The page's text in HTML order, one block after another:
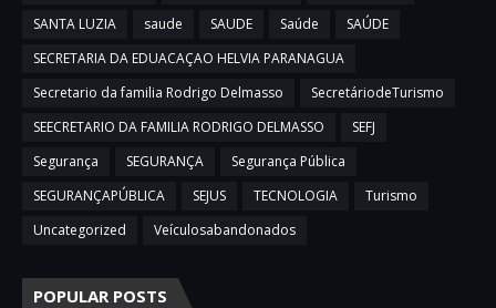
SANTA LUZIA
saude SAUDE Saúde
SAÚDE
SECRETARIA DA EDUACAÇAO HELVIA PARANAGUA
Secretario da familia Rodrigo Delmasso
SecretáriodeTurismo
SEECRETARIO DA FAMILIA RODRIGO DELMASSO
SEFJ
Segurança
SEGURANÇA
Segurança Pública
SEGURANÇAPÚBLICA
SEJUS TECNOLOGIA
Turismo
Uncategorized
Veículosabandonados
POPULAR POSTS